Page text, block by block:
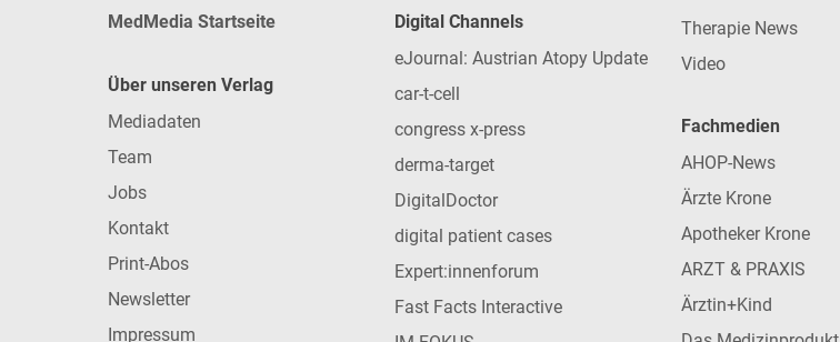
MedMedia Startseite
Über unseren Verlag
Mediadaten
Team
Jobs
Kontakt
Print-Abos
Newsletter
Impressum
Digital Channels
eJournal: Austrian Atopy Update
car-t-cell
congress x-press
derma-target
DigitalDoctor
digital patient cases
Expert:innenforum
Fast Facts Interactive
Therapie News
Video
Fachmedien
AHOP-News
Ärzte Krone
Apotheker Krone
ARZT & PRAXIS
Ärztin+Kind